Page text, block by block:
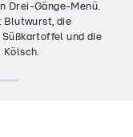
Drei-Gänge-Menü.
Blutwurst, die
Süßkartoffel und die
Kölsch.